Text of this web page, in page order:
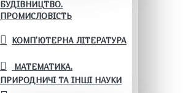
БУДІВНИЦТВО.
ПРОМИСЛОВІСТЬ
КОМП'ЮТЕРНА ЛІТЕРАТУРА
МАТЕМАТИКА.
ПРИРОДНИЧІ ТА ІНШІ НАУКИ